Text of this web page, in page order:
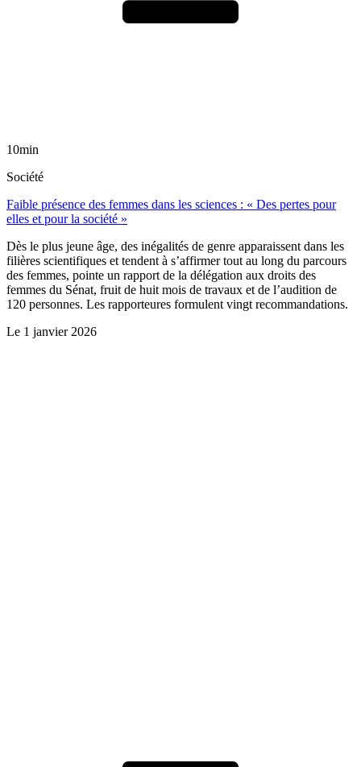
10min
Société
Faible présence des femmes dans les sciences : « Des pertes pour
elles et pour la société »
Dès le plus jeune âge, des inégalités de genre apparaissent dans les
filières scientifiques et tendent à s’affirmer tout au long du parcours
des femmes, pointe un rapport de la délégation aux droits des
femmes du Sénat, fruit de huit mois de travaux et de l’audition de
120 personnes. Les rapporteures formulent vingt recommandations.
Le 1 janvier 2026